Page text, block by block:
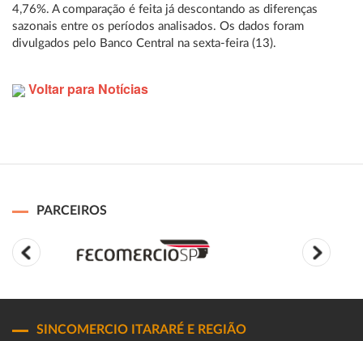
4,76%. A comparação é feita já descontando as diferenças
sazonais entre os períodos analisados. Os dados foram
divulgados pelo Banco Central na sexta-feira (13).
Voltar para Notícias
PARCEIROS
SINCOMERCIO ITARARÉ E REGIÃO